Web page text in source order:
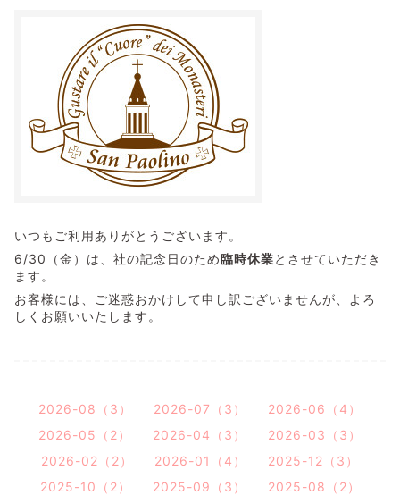
いつもご利用ありがとうございます。
6/30（金）は、社の記念日のため臨時休業とさせていただき
ます。
お客様には、ご迷惑おかけして申し訳ございませんが、よろ
しくお願いいたします。
2026-08（3） 2026-07（3）
2026-06（4）
2026-05（2）
2026-04（3）
2026-03（3）
2026-02（2）
2026-01（4）
2025-12（3）
2025-10（2）
2025-09（3）
2025-08（2）